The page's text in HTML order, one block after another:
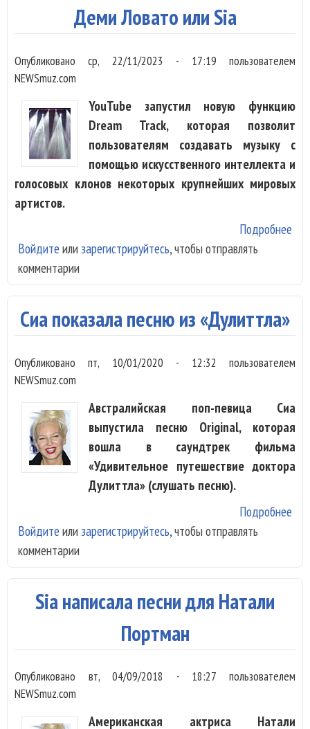
Деми Ловато или Sia
Опубликованоср, 22/11/2023 - 17:19 пользователем
NEWSmuz.com
YouTube запустил новую функцию
Dream Track, которая позволит
пользователям создавать музыку с
помощью искусственного интеллекта и
голосовых клонов некоторых крупнейших мировых
артистов.
Подробнее
Войдите или зарегистрируйтесь, чтобы отправлять
комментарии
Сиа показала песню из «Дулиттла»
Опубликованопт, 10/01/2020 - 12:32 пользователем
NEWSmuz.com
Австралийская поп-певица Сиа
выпустила песню Original, которая
вошла в саундтрек фильма
«Удивительное путешествие доктора
Дулиттла» (слушать песню).
Подробнее
Войдите или зарегистрируйтесь, чтобы отправлять
комментарии
Sia написала песни для Натали
Портман
Опубликовано вт, 04/09/2018 - 18:27 пользователем
NEWSmuz.com
Американская актриса Натали